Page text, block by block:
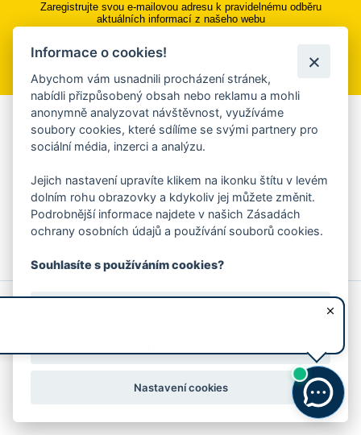
Zaregistrujte svou e-mailovou adresu k pravidelnému odběru
aktuálních informací z našeho webu
Přihlásit se k odběru
Aplikace Mobilní rozhlas
Chcete dostávat do svého mobilu či mailu upozornění na
ankety, pozvánky na kulturní a sportovní akce?
Více informací o aplikaci
© 2026 Magistrát města Zlína
Prohlášení o používání cookies
Informace o cookies!
Abychom vám usnadnili procházení stránek,
nabídli přizpůsobený obsah nebo reklamu a mohli
anonymně analyzovat návštěvnost, využíváme
soubory cookies, které sdílíme se svými partnery pro
sociální média, inzerci a analýzu.
Jejich nastavení upravíte klikem na ikonku štítu v levém
dolním rohu obrazovky a kdykoliv jej můžete změnit.
Podrobnější informace najdete v našich Zásadách
ochrany osobních údajů a používání souborů cookies.
Souhlasíte s používáním cookies?
Nastavení cookies